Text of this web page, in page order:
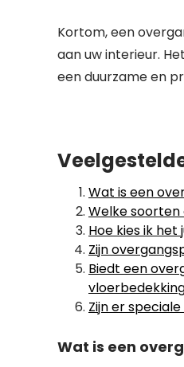
Kortom, een
aan uw interieur.
een duurzame en
Wat is een
Welke
Hoe kies ik
Zijn
Biedt een
Zijn er
Wat is een